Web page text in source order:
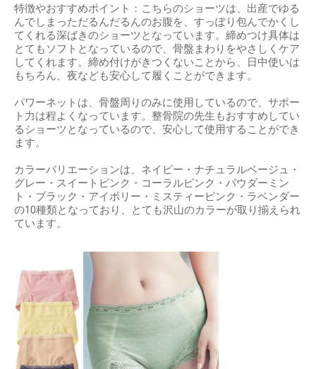
特徴やおすすめポイント：こちらのショーツは、出産でゆる
んでしまっただるんだるんのお腹を、すっぽり包んでかくし
てくれる深ばきのショーツとなっています。締めつけ具体は
とてもソフトとなっているので、骨盤まわりをやさしくケア
してくれます。締め付けがきつくないことから、日中使いは
もちろん、夜なども安心して履くことができます。
パワーネットは、骨盤周りのみに使用しているので、サポー
ト力は程よくなっています。整骨院の先生もおすすめしてい
るショーツとなっているので、安心して使用することができ
ます。
カラーバリエーションは、ネイビー・ナチュラルベージュ・
グレー・スイートピンク・コーラルピンク・パウダーミン
ト・ブラック・アイボリー・ミスティーピンク・ラベンダー
の10種類となっており、とても沢山のカラーが取り揃えられ
ています。